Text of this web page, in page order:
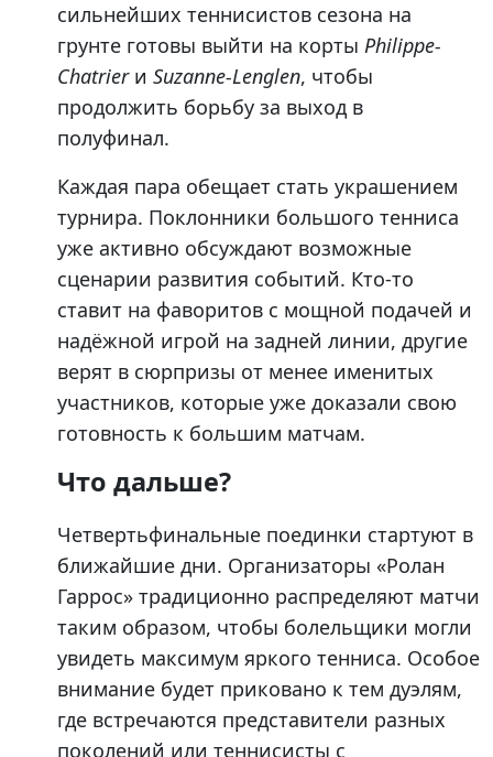
сильнейших теннисистов сезона на
грунте готовы выйти на корты Philippe-
Chatrierи Suzanne-Lenglen, чтобы
продолжить борьбу за выход в
полуфинал.
Каждая пара обещает стать украшением
турнира. Поклонники большого тенниса
уже активно обсуждают возможные
сценарии развития событий. Кто-то
ставит на фаворитов с мощной подачей и
надёжной игрой на задней линии, другие
верят в сюрпризы от менее именитых
участников, которые уже доказали свою
готовность к большим матчам.
Что дальше?
Четвертьфинальные поединки стартуют в
ближайшие дни. Организаторы «Ролан
Гаррос» традиционно распределяют матчи
таким образом, чтобы болельщики могли
увидеть максимум яркого тенниса. Особое
внимание будет приковано к тем дуэлям,
где встречаются представители разных
поколений или теннисисты с